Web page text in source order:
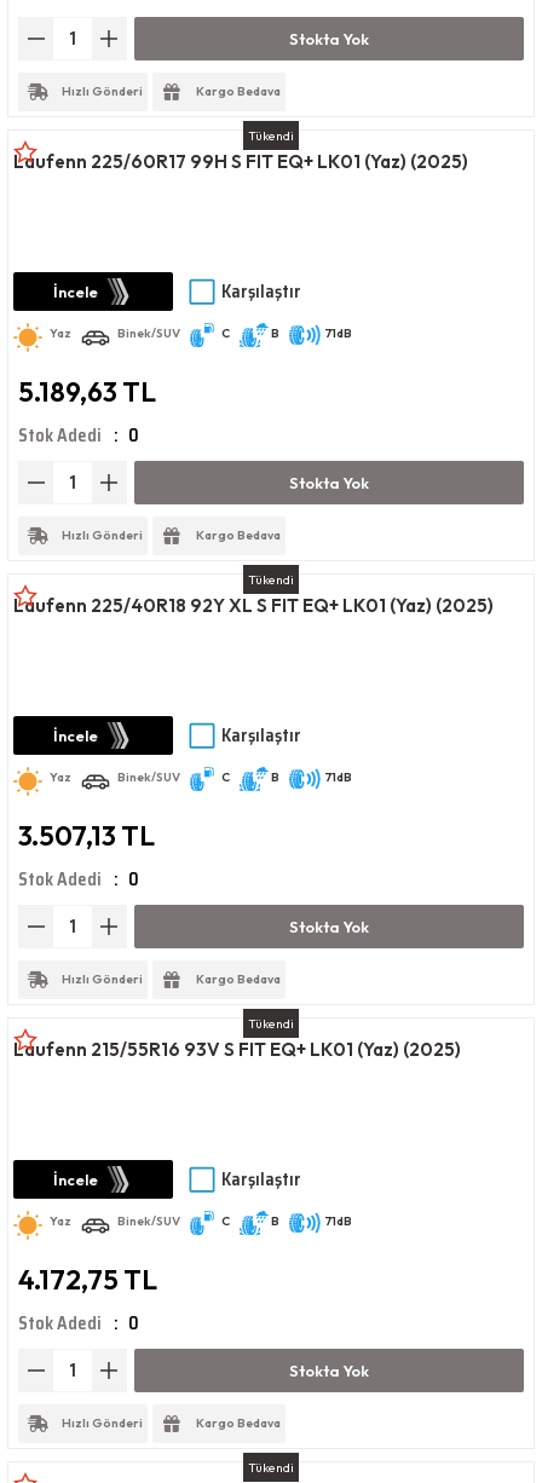
Stokta Yok
Hızlı Gönderi Kargo Bedava
Tükendi
Laufenn 225/60R17 99H S FIT EQ+ LK01 (Yaz) (2025)
İncele Karşılaştır
Yaz Binek/SUV C B 71dB
5.189,63 TL
Stok Adedi 0
Stokta Yok
Hızlı Gönderi Kargo Bedava
Tükendi
Laufenn 225/40R18 92Y XL S FIT EQ+ LK01 (Yaz) (2025)
İncele Karşılaştır
Yaz Binek/SUV C B 71dB
3.507,13 TL
Stok Adedi 0
Stokta Yok
Hızlı Gönderi Kargo Bedava
Tükendi
Laufenn 215/55R16 93V S FIT EQ+ LK01 (Yaz) (2025)
İncele Karşılaştır
Yaz Binek/SUV C B 71dB
4.172,75 TL
Stok Adedi 0
Stokta Yok
Hızlı Gönderi Kargo Bedava
Tükendi